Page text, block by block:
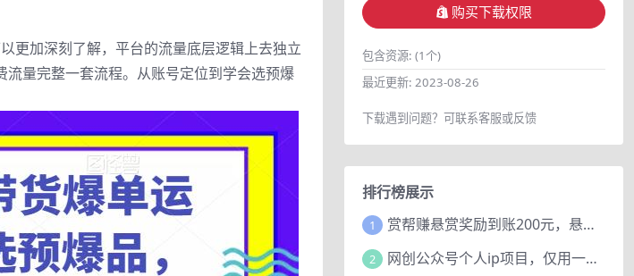
更加深刻了解，平台的流量底层逻辑上去独立
量完整一套流程。从账号定位到学会选预爆
购买下载权限
包含资源: (1个)
最近更新: 2023-08-26
下载遇到问题？可联系客服或反馈
排行榜展示
1 赏帮赚悬赏奖励到账200元，悬赏任务多劳多得，人人可做。
2 网创公众号个人ip项目，仅用一篇文章做到全网引流！